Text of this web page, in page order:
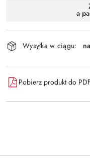
dostawa
a
Wysyłka w ciągu:
Pobierz produkt do